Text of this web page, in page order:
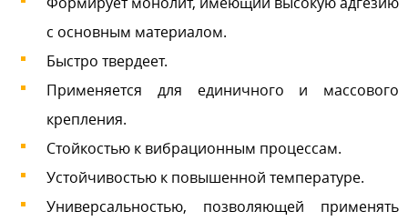
с основным материалом.
Быстро твердеет.
Применяется для единичного и массового
крепления.
Стойкостью к вибрационным процессам.
Устойчивостью к повышенной температуре.
Универсальностью, позволяющей применять